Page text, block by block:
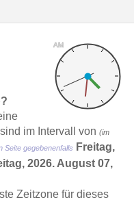
AM
im Intervall von (im
Seite gegebenenfalls
Freitag,
2026. August 07,
Zeitzone für dieses